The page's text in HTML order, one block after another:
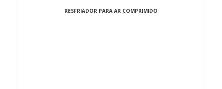
RESFRIADOR PARA AR COMPRIMIDO